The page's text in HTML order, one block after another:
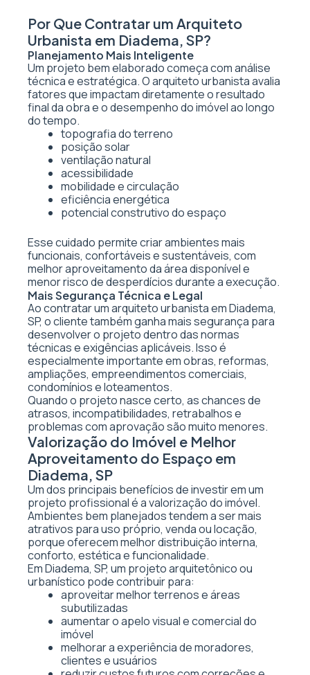
Por Que Contratar um Arquiteto
Urbanista em Diadema, SP?
Planejamento Mais Inteligente
Um projeto bem elaborado começa com análise
técnica e estratégica. O arquiteto urbanista avalia
fatores que impactam diretamente o resultado
final da obra e o desempenho do imóvel ao longo
do tempo.
topografia do terreno
posição solar
ventilação natural
acessibilidade
mobilidade e circulação
eficiência energética
potencial construtivo do espaço
Esse cuidado permite criar ambientes mais
funcionais, confortáveis e sustentáveis, com
melhor aproveitamento da área disponível e
menor risco de desperdícios durante a execução.
Mais Segurança Técnica e Legal
Ao contratar um arquiteto urbanista em Diadema,
SP, o cliente também ganha mais segurança para
desenvolver o projeto dentro das normas
técnicas e exigências aplicáveis. Isso é
especialmente importante em obras, reformas,
ampliações, empreendimentos comerciais,
condomínios e loteamentos.
Quando o projeto nasce certo, as chances de
atrasos, incompatibilidades, retrabalhos e
problemas com aprovação são muito menores.
Valorização do Imóvel e Melhor
Aproveitamento do Espaço em
Diadema, SP
Um dos principais benefícios de investir em um
projeto profissional é a valorização do imóvel.
Ambientes bem planejados tendem a ser mais
atrativos para uso próprio, venda ou locação,
porque oferecem melhor distribuição interna,
conforto, estética e funcionalidade.
Em Diadema, SP, um projeto arquitetônico ou
urbanístico pode contribuir para:
aproveitar melhor terrenos e áreas
subutilizadas
aumentar o apelo visual e comercial do
imóvel
melhorar a experiência de moradores,
clientes e usuários